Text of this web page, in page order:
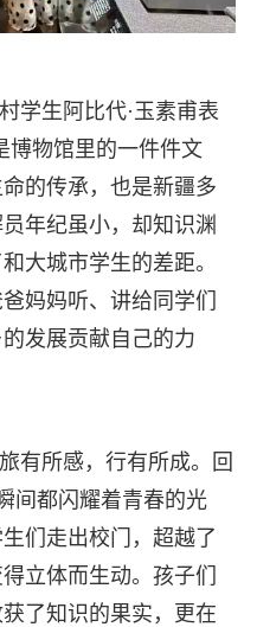
学生阿比代·玉素甫表
博物馆里的一件件文
的传承，也是新疆多
年纪虽小，却知识渊
大城市学生的差距。
妈妈听、讲给同学们
发展贡献自己的力
有所感，行有所成。回
间都闪耀着青春的光
们走出校门，超越了
立体而生动。孩子们
了知识的果实，更在